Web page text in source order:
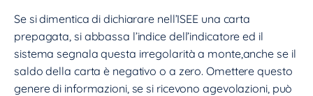
Se si dimentica di dichiarare nell’ISEE una carta
prepagata, si abbassa l’indice dell’indicatore ed il
sistema segnala questa irregolarità a monte,anche se il
saldo della carta è negativo o a zero. Omettere questo
genere di informazioni, se si ricevono agevolazioni, può